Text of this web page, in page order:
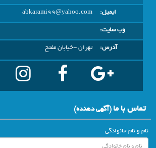
ایمیل:
abkarami99@yahoo.com
وب سایت:
آدرس:
تهران -خیابان مفتح
تماس با ما(آگهي دهنده)
نام و نام خانوادگی